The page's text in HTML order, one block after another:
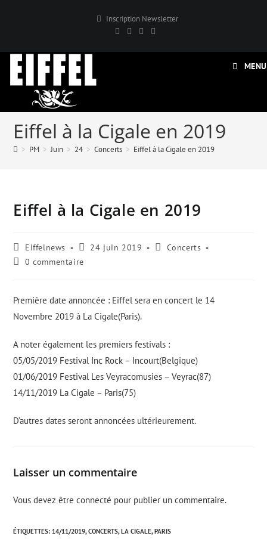
Inscription Newsletter
MENU
Eiffel à la Cigale en 2019
> PM > Juin > 24 > Concerts > Eiffel à la Cigale en 2019
Eiffel à la Cigale en 2019
Auteur/autrice
de
Eiffelnews
Publication
publiée
24 juin 2019
PostConcerts
Commentaires
publication
:
0 commentaire
Première date annoncée : Eiffel sera en concert le 14
Novembre 2019 à La Cigale(Paris).
A noter également les premiers festivals :
05/05/2019 Festival Inc Rock – Incourt(Belgique)
01/06/2019 Festival Les Veyracomusies – Veyrac(87)
14/11/2019 La Cigale – Paris(75)
D’autres dates seront annoncées ultérieurement.
Laisser un commentaire
Vous devez êtreconnecté pour publier un commentaire.
ÉTIQUETTES: 14/11/2019, CONCERTS, LA CIGALE, PARIS